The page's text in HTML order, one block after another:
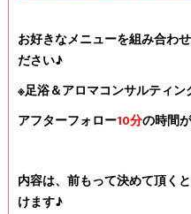
お好きなメニューを組み合わ
ださい♪
※足浴＆アロマコンサルティン
アフターフォロー10分の時間
内容は、前もって決めて頂く
けます♪